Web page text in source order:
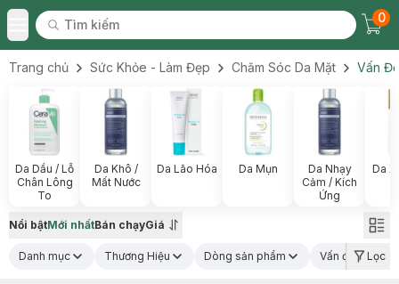
Toggle Menu
Tìm kiếm
Tìm kiếm
0
Trang chủ Sức Khỏe - Làm Đẹp Chăm Sóc Da Mặt Vấn
Da Dầu / Lỗ
Chân Lông
To
Da Khô /
Mất Nước
Da Lão Hóa Da Mụn
Da Nhạy
Cảm / Kích
Ứng
Da
Nổi bậtMới nhấtBán chạyGiá
Danh mục Thương Hiệu Dòng sản phẩm Vấn đề về da
Lọc